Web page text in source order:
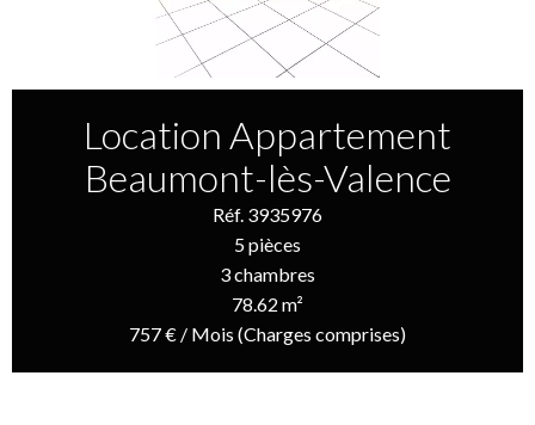
Location Appartement
Beaumont-lès-Valence
Réf. 3935976
5 pièces
3 chambres
78.62 m²
757 € / Mois (Charges comprises)